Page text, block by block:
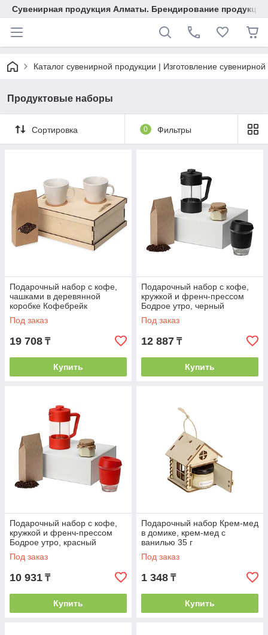
Сувенирная продукция Алматы. Брендирование
Каталог сувенирной продукции | Изготовление
Продуктовые наборы
Сортировка 0 Фильтры
Подарочный набор с кофе,
чашками в деревянной
коробке Кофебрейк
Под заказ
19 708 ₸
Купить
Подарочный набор с кофе,
кружкой и френч-прессом
Бодрое утро, черный
Под заказ
12 887 ₸
Купить
Подарочный набор с кофе,
кружкой и френч-прессом
Бодрое утро, красный
Под заказ
10 931 ₸
Купить
Подарочный набор Крем-мед
в домике, крем-мед с
ванилью 35 г
Под заказ
1 348 ₸
Купить